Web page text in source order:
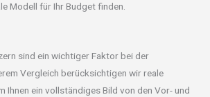
Modell für Ihr Budget finden.
sind ein wichtiger Faktor bei der
Vergleich berücksichtigen wir reale
Ihnen ein vollständiges Bild von den Vor- und